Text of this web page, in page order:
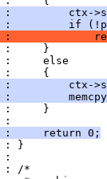
:         ctx-
:         if
:
:     }
:     else
:     {
:         ctx-
:
:     }
:
:     return 0;
: }
:
: /*